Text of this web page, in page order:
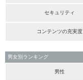
セキュリティ
コンテンツの充実度
男女別ランキング
男性